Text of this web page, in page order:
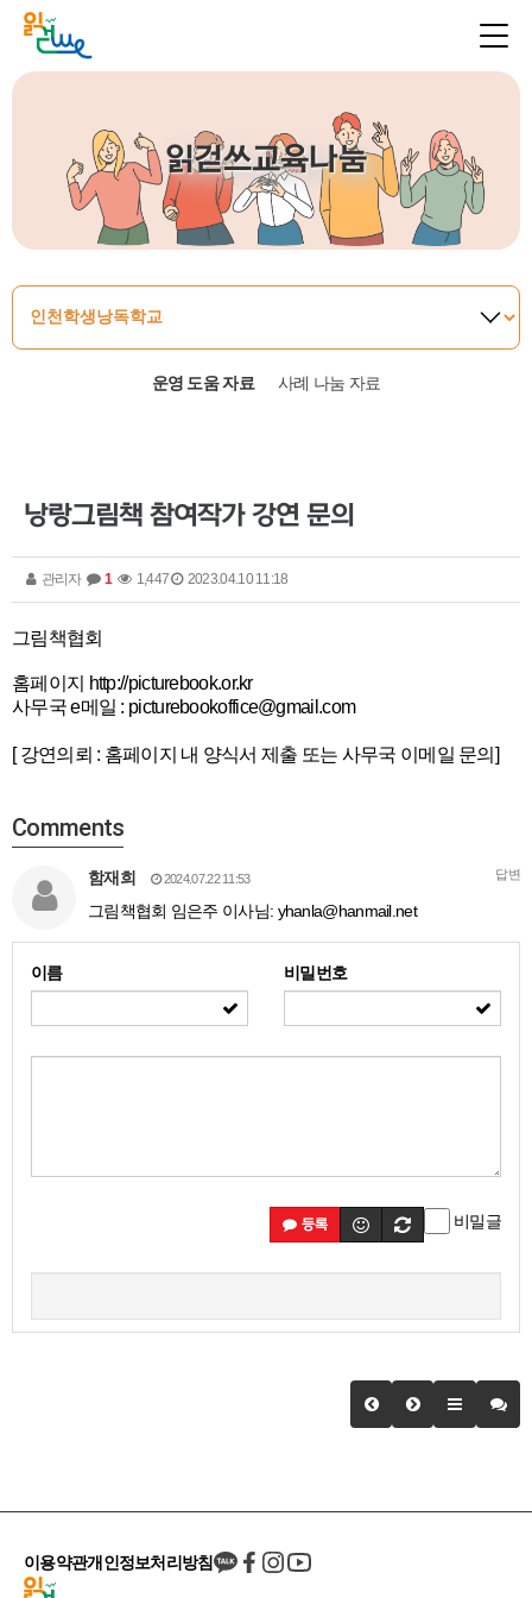
읽걷쓰교육나눔
운영 도움 자료 사례 나눔 자료
낭랑그림책 참여작가 강연 문의
관리자 1 1,447 2023.04.10 11:18
그림책협회
홈페이지
http://picturebook.or.kr
사무국 e메일 : picturebookoffice@gmail.com
[ 강연의뢰 : 홈페이지 내 양식서 제출 또는 사무국 이메일 문의]
Comments
함재희 2024.07.22 11:53 답변
그림책협회 임은주 이사님: yhanla@hanmail.net
이름 비밀번호
등록 비밀글
이용약관개인정보처리방침